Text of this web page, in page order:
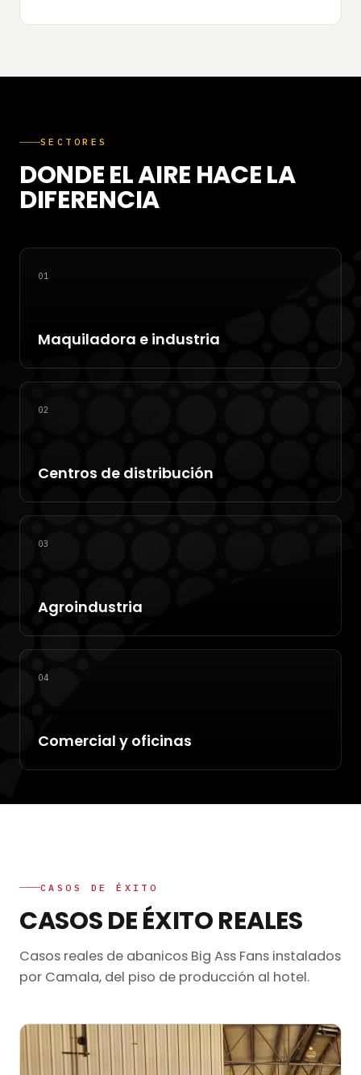
SECTORES
DONDE EL AIRE HACE LA
DIFERENCIA
01
Maquiladora e industria
02
Centros de distribución
03
Agroindustria
04
Comercial y oficinas
CASOS DE ÉXITO
CASOS DE ÉXITO REALES
Casos reales de abanicos Big Ass Fans instalados
por Camala, del piso de producción al hotel.